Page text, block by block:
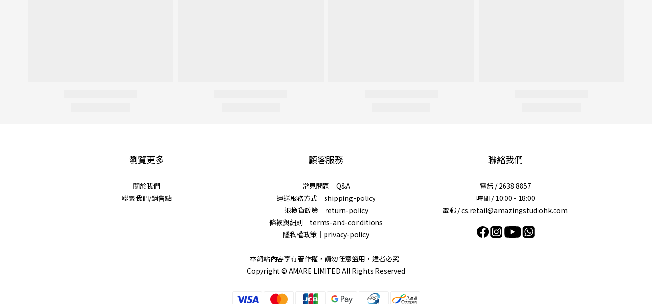
瀏覽更多
關於我們
聯繫我們/銷售點
顧客服務
常見問題｜Q&A
運送服務方式｜shipping-policy
退換貨政策｜return-policy
條款與細則｜terms-and-conditions
隱私權政策｜privacy-policy
本網站內容享有著作權，請勿任意盜用，違者必究
Copyright © AMARE LIMITED All Rights Reserved
聯絡我們
電話 / 2638 8857
時間 / 10:00 - 18:00
電郵 / cs.retail@amazingstudiohk.com